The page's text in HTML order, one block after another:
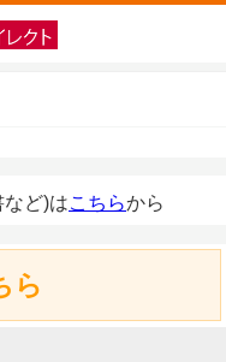
ど)はこちらから
ら